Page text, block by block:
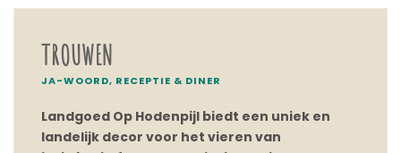
TROUWEN
JA-WOORD, RECEPTIE & DINER
Landgoed Op Hodenpijl biedt een uniek en
landelijk decor voor het vieren van